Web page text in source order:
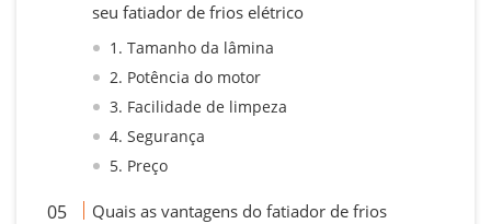
seu fatiador de frios elétrico
1. Tamanho da lâmina
2. Potência do motor
3. Facilidade de limpeza
4. Segurança
5. Preço
Quais as vantagens do fatiador de frios